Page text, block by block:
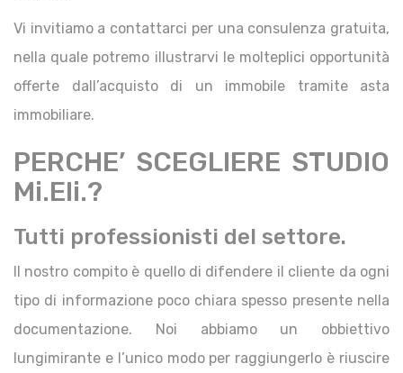
Vi invitiamo a contattarci per una consulenza gratuita,
nella quale potremo illustrarvi le molteplici opportunità
offerte dall’acquisto di un immobile tramite asta
immobiliare.
PERCHE’ SCEGLIERE STUDIO
Mi.Eli.?
Tutti professionisti del settore.
Il nostro compito è quello di difendere il cliente da ogni
tipo di informazione poco chiara spesso presente nella
documentazione. Noi abbiamo un obbiettivo
lungimirante e l’unico modo per raggiungerlo è riuscire